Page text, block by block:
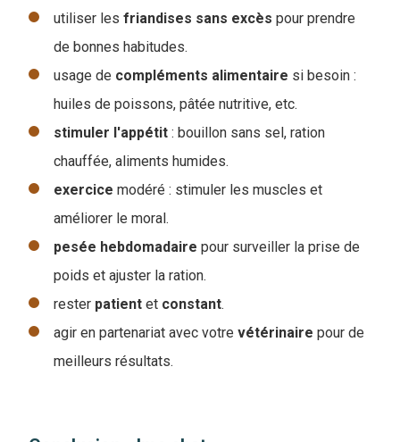
utiliser les friandises sans excès pour prendre
de bonnes habitudes.
usage de compléments alimentaire si besoin :
huiles de poissons, pâtée nutritive, etc.
stimuler l'appétit : bouillon sans sel, ration
chauffée, aliments humides.
exercice modéré : stimuler les muscles et
améliorer le moral.
pesée hebdomadaire pour surveiller la prise de
poids et ajuster la ration.
rester patient et constant.
agir en partenariat avec votre vétérinaire pour de
meilleurs résultats.